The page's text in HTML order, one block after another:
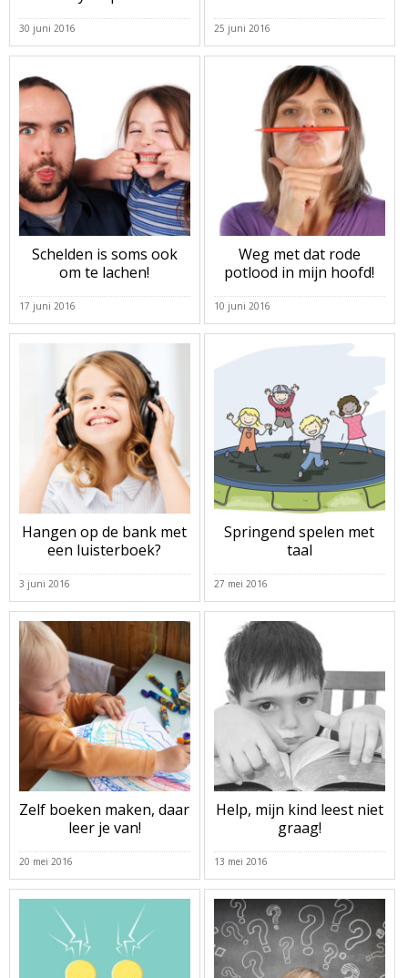
30 juni 2016 25 juni 2016
Schelden is soms ook
om te lachen!
17 juni 2016
Weg met dat rode
potlood in mijn hoofd!
10 juni 2016
Hangen op de bank met
een luisterboek?
3 juni 2016
Springend spelen met
taal
27 mei 2016
Zelf boeken maken, daar
leer je van!
20 mei 2016
Help, mijn kind leest niet
graag!
13 mei 2016